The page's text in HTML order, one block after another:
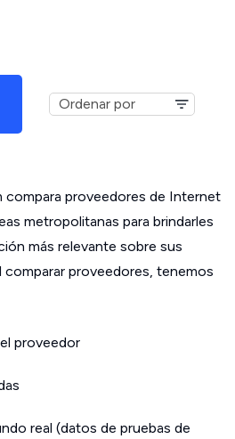
compara proveedores de Internet
metropolitanas para brindarles
más relevante sobre sus
proveedores, tenemos
proveedor
real (datos de pruebas de